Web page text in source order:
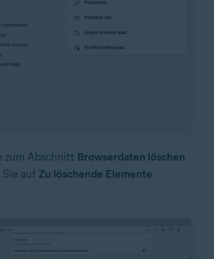
zum Abschnitt Browserdaten löschen
auf Zu löschende Elemente